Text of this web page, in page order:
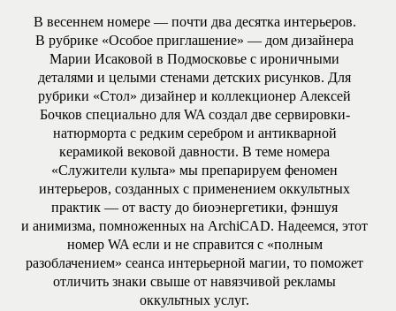
В весеннем номере — почти два десятка интерьеров.
В рубрике «Особое приглашение» — дом дизайнера
Марии Исаковой в Подмосковье с ироничными
деталями и целыми стенами детских рисунков. Для
рубрики «Стол» дизайнер и коллекционер Алексей
Бочков специально для WA создал две сервировки-
натюрморта с редким серебром и антикварной
керамикой вековой давности. В теме номера
«Служители культа» мы препарируем феномен
интерьеров, созданных с применением оккультных
практик — от васту до биоэнергетики, фэншуя
и анимизма, помноженных на ArchiCAD. Надеемся, этот
номер WA если и не справится с «полным
разоблачением» сеанса интерьерной магии, то поможет
отличить знаки свыше от навязчивой рекламы
оккультных услуг.